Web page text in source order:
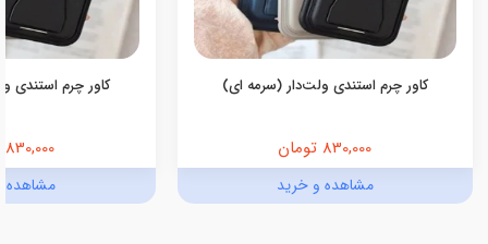
کاور چرم استندی ولت‌دار (سرمه ای)
830,000 تومان
مشاهده و خرید
کاور چرم استندی
830,000 تومان
مشاهده